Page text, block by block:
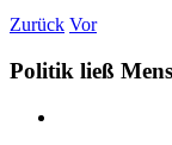
Zurück Vor
Politik ließ